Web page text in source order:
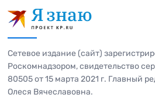
Сетевое издание (сайт)
Роскомнадзором, свидетельство
80505 от 15 марта 2021 г. Главный
Олеся Вячеславовна.